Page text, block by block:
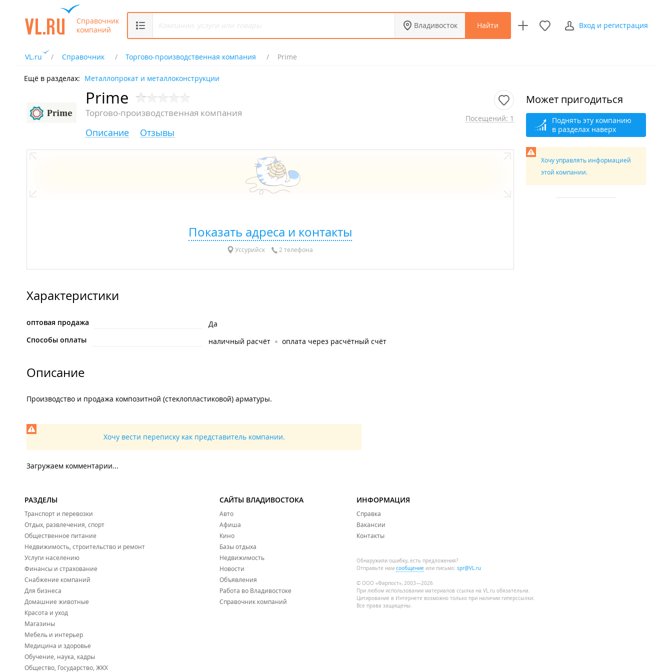
Справочник
компаний
Владивосток Найти Вход и регистрация
VL.ru Справочник Торгово-производственная компания Prime
Ещё в разделах: Металлопрокат и металлоконструкции
Prime
Торгово-производственная компания Посещений: 1
Описание Отзывы
Показать адреса и контакты
Уссурийск 2 телефона
Характеристики
оптовая продажа
Да
Способы оплаты
наличный расчёт оплата через расчётный счёт
Описание
Производство и продажа композитной (стеклопластиковой) арматуры.
Хочу вести переписку как представитель компании.
Загружаем комментарии...
Может пригодиться
Поднять эту компанию
в разделах наверх
Хочу управлять информацией
этой компании.
РАЗДЕЛЫ
Транспорт и перевозки
Отдых, развлечения, спорт
Общественное питание
Недвижимость, строительство и ремонт
Услуги населению
Финансы и страхование
Снабжение компаний
Для бизнеса
Домашние животные
Красота и уход
Магазины
Мебель и интерьер
Медицина и здоровье
Обучение, наука, кадры
Общество, Государство, ЖКХ
САЙТЫ ВЛАДИВОСТОКА
Авто
Афиша
Кино
Базы отдыха
Недвижимость
Новости
Объявления
Работа во Владивостоке
Справочник компаний
ИНФОРМАЦИЯ
Справка
Вакансии
Контакты
Обнаружили ошибку, есть предложения?
Отправьте нам сообщение или письмо: spr@VL.ru
© ООО «Фарпост», 2003—2026
При любом использовании материалов ссылка на VL.ru обязательна.
Цитирование в Интернете возможно только при наличии гиперссылки.
Все права защищены.